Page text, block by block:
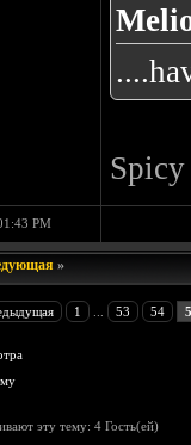
PM
»
1 53 54
эту тему: 4 Гость(ей)